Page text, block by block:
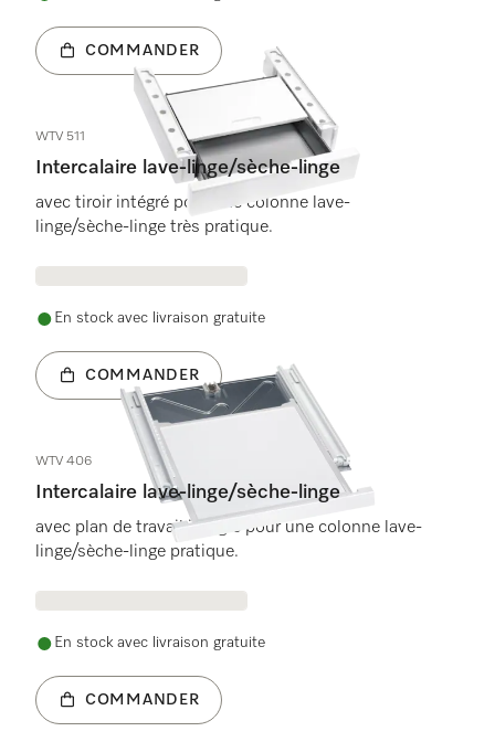
COMMANDER
WTV 511
Intercalaire lave-linge/sèche-linge
avec tiroir intégré pour une colonne lave-
linge/sèche-linge très pratique.
En stock avec livraison gratuite
COMMANDER
WTV 406
Intercalaire lave-linge/sèche-linge
avec plan de travail intégré pour une colonne lave-
linge/sèche-linge pratique.
En stock avec livraison gratuite
COMMANDER